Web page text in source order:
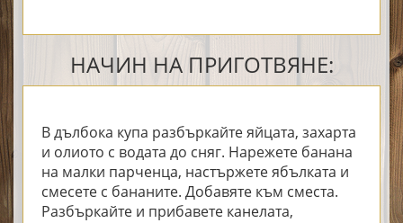
НАЧИН НА ПРИГОТВЯНЕ:
В дълбока купа разбъркайте яйцата, захарта
и олиото с водата до сняг. Нарежете банана
на малки парченца, настържете ябълката и
смесете с бананите. Добавяте към сместа.
Разбъркайте и прибавете канелата,